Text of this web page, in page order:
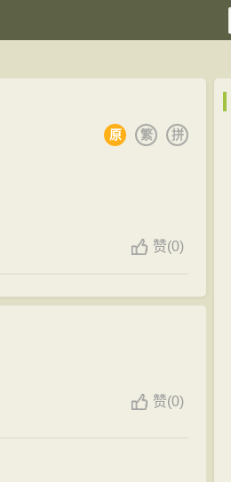
拼
繁
原
赞(0)
赞(0)